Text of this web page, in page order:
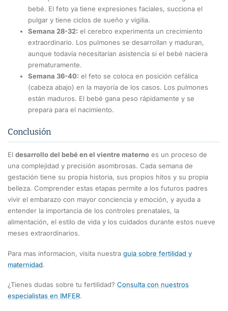
bebé. El feto ya tiene expresiones faciales, succiona el
pulgar y tiene ciclos de sueño y vigilia.
Semana 28-32: el cerebro experimenta un crecimiento
extraordinario. Los pulmones se desarrollan y maduran,
aunque todavía necesitarían asistencia si el bebé naciera
prematuramente.
Semana 36-40: el feto se coloca en posición cefálica
(cabeza abajo) en la mayoría de los casos. Los pulmones
están maduros. El bebé gana peso rápidamente y se
prepara para el nacimiento.
Conclusión
El desarrollo del bebé en el vientre materno es un proceso de
una complejidad y precisión asombrosas. Cada semana de
gestación tiene su propia historia, sus propios hitos y su propia
belleza. Comprender estas etapas permite a los futuros padres
vivir el embarazo con mayor conciencia y emoción, y ayuda a
entender la importancia de los controles prenatales, la
alimentación, el estilo de vida y los cuidados durante estos nueve
meses extraordinarios.
Para mas informacion, visita nuestra guia sobre fertilidad y
maternidad.
¿Tienes dudas sobre tu fertilidad? Consulta con nuestros
especialistas en IMFER.